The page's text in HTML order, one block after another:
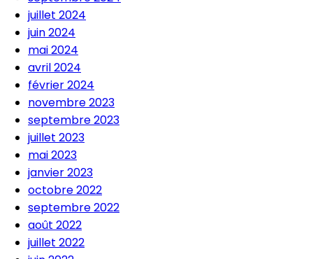
juillet 2024
juin 2024
mai 2024
avril 2024
février 2024
novembre 2023
septembre 2023
juillet 2023
mai 2023
janvier 2023
octobre 2022
septembre 2022
août 2022
juillet 2022